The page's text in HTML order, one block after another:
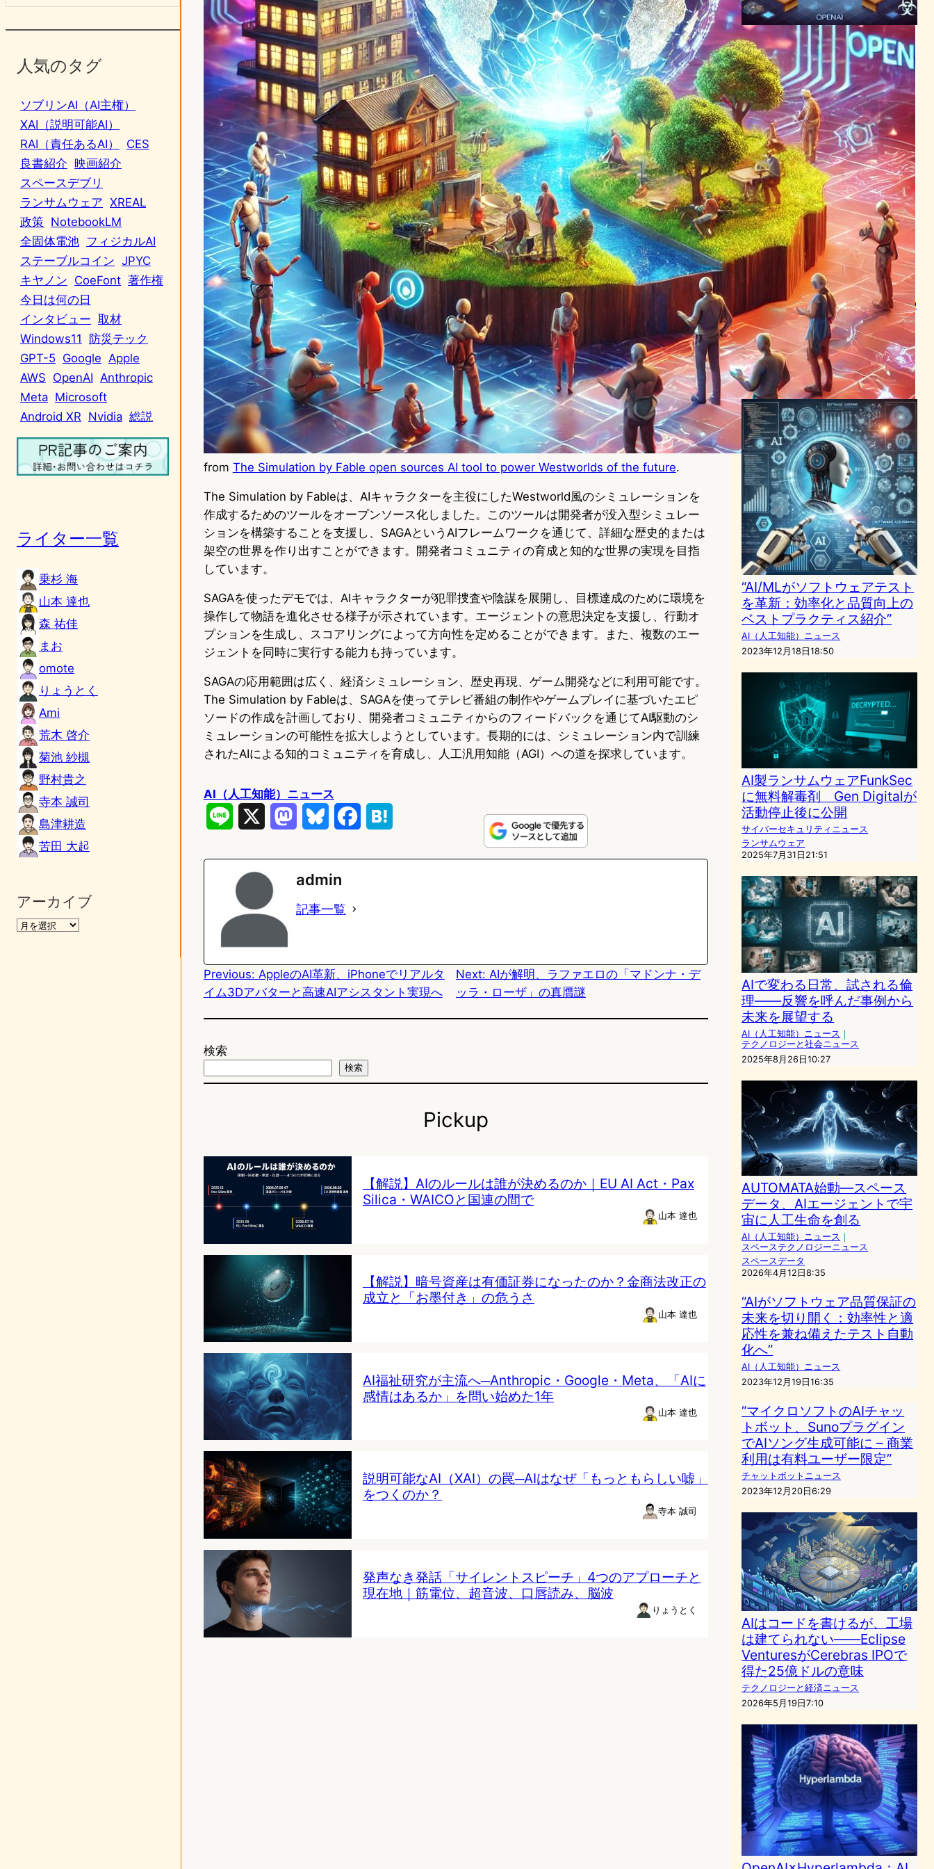
人気のタグ
ソブリンAI（AI主権）
XAI（説明可能AI）
RAI（責任あるAI）
CES
良書紹介 映画紹介
スペースデブリ
ランサムウェア XREAL
政策 NotebookLM
全固体電池 フィジカルAI
ステーブルコイン JPYC
キヤノン CoeFont 著作権
今日は何の日
インタビュー 取材
Windows11
防災テック
GPT-5 Google Apple
AWS OpenAI Anthropic
Meta Microsoft
Android XR Nvidia 総説
ライター一覧
乗杉 海
山本 達也
森 祐佳
まお
omote
りょうとく
Ami
荒木 啓介
菊池 紗槻
野村貴之
寺本 誠司
島津耕造
苦田 大起
アーカイブ
from The Simulation by Fable open sources AI tool to power Westworlds of the future.
The Simulation by Fableは、AIキャラクターを主役にしたWestworld風のシミュレーションを
作成するためのツールをオープンソース化しました。このツールは開発者が没入型シミュレー
ションを構築することを支援し、SAGAというAIフレームワークを通じて、詳細な歴史的または
架空の世界を作り出すことができます。開発者コミュニティの育成と知的な世界の実現を目指
しています。
SAGAを使ったデモでは、AIキャラクターが犯罪捜査や陰謀を展開し、目標達成のために環境を
操作して物語を進化させる様子が示されています。エージェントの意思決定を支援し、行動オ
プションを生成し、スコアリングによって方向性を定めることができます。また、複数のエー
ジェントを同時に実行する能力も持っています。
SAGAの応用範囲は広く、経済シミュレーション、歴史再現、ゲーム開発などに利用可能です。
The Simulation by Fableは、SAGAを使ってテレビ番組の制作やゲームプレイに基づいたエピ
ソードの作成を計画しており、開発者コミュニティからのフィードバックを通じてAI駆動のシ
ミュレーションの可能性を拡大しようとしています。長期的には、シミュレーション内で訓練
されたAIによる知的コミュニティを育成し、人工汎用知能（AGI）への道を探求しています。
AI（人工知能）ニュース
e
o
n
y
o
k
admin
記事一覧
Previous: AppleのAI革新、iPhoneでリアルタ
イム3Dアバターと高速AIアシスタント実現へ
Next: AIが解明、ラファエロの「マドンナ・デ
ッラ・ローザ」の真贋謎
検索
検索
Pickup
【解説】AIのルールは誰が決めるのか｜EU AI Act・Pax
Silica・WAICOと国連の間で
山本 達也
【解説】暗号資産は有価証券になったのか？金商法改正の
成立と「お墨付き」の危うさ
山本 達也
AI福祉研究が主流へ─Anthropic・Google・Meta、「AIに
感情はあるか」を問い始めた1年
山本 達也
説明可能なAI（XAI）の罠─AIはなぜ「もっともらしい嘘」
をつくのか？
寺本 誠司
発声なき発話「サイレントスピーチ」4つのアプローチと
現在地｜筋電位、超音波、口唇読み、脳波
りょうとく
“OpenAI、AIリスク追跡・軽
減のための「Preparedness
Framework」を発表 – 倫理
的AI開発へのコミットメント
強化”
AI（人工知能）ニュース
2023年12月19日7:06
“機械学習の多様性とAIの最
適化：IBMの新たな取り組み
と顧客ニーズへの対応” “ソフ
トウェア定義車の進化と市場
成長：消費者の
AI（人工知能）ニュース
2023年12月21日5:39
“AppOmniがAI搭載ツール
「AskOmni」を提供、企業の
SaaSセキュリティ管理を強
化”
AI（人工知能）ニュース｜
サイバーセキュリティニュース
2023年12月21日17:41
“AI/MLがソフトウェアテスト
を革新：効率化と品質向上の
ベストプラクティス紹介”
AI（人工知能）ニュース
2023年12月18日18:50
AI製ランサムウェアFunkSec
に無料解毒剤 Gen Digitalが
活動停止後に公開
サイバーセキュリティニュース
ランサムウェア
2025年7月31日21:51
AIで変わる日常、試される倫
理――反響を呼んだ事例から
未来を展望する
AI（人工知能）ニュース ｜
テクノロジーと社会ニュース
2025年8月26日10:27
AUTOMATA始動—スペース
データ、AIエージェントで宇
宙に人工生命を創る
AI（人工知能）ニュース ｜
スペーステクノロジーニュース
スペースデータ
2026年4月12日8:35
“AIがソフトウェア品質保証の
未来を切り開く：効率性と適
応性を兼ね備えたテスト自動
化へ”
AI（人工知能）ニュース
2023年12月19日16:35
“マイクロソフトのAIチャッ
トボット、Sunoプラグイン
でAIソング生成可能に – 商業
利用は有料ユーザー限定”
チャットボットニュース
2023年12月20日6:29
AIはコードを書けるが、工場
は建てられない——Eclipse
VenturesがCerebras IPOで
得た25億ドルの意味
テクノロジーと経済ニュース
2026年5月19日7:10